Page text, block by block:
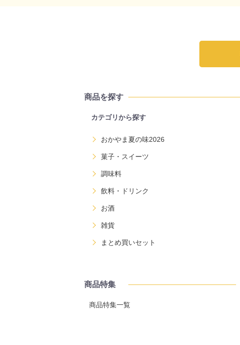
商品を探す
カテゴリから探す
おかやま夏の味2026
菓子・スイーツ
調味料
飲料・ドリンク
お酒
雑貨
まとめ買いセット
商品特集
商品特集一覧